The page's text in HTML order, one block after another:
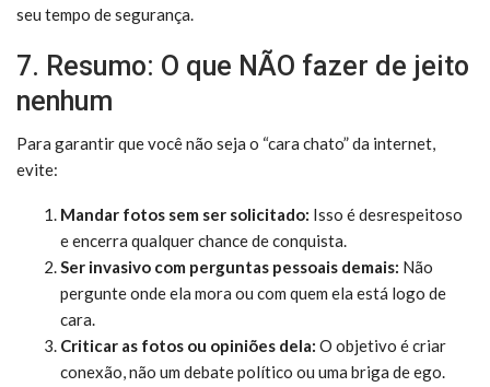
seu tempo de segurança.
7. Resumo: O que NÃO fazer de jeito
nenhum
Para garantir que você não seja o “cara chato” da internet,
evite:
Mandar fotos sem ser solicitado: Isso é desrespeitoso
e encerra qualquer chance de conquista.
Ser invasivo com perguntas pessoais demais: Não
pergunte onde ela mora ou com quem ela está logo de
cara.
Criticar as fotos ou opiniões dela: O objetivo é criar
conexão, não um debate político ou uma briga de ego.